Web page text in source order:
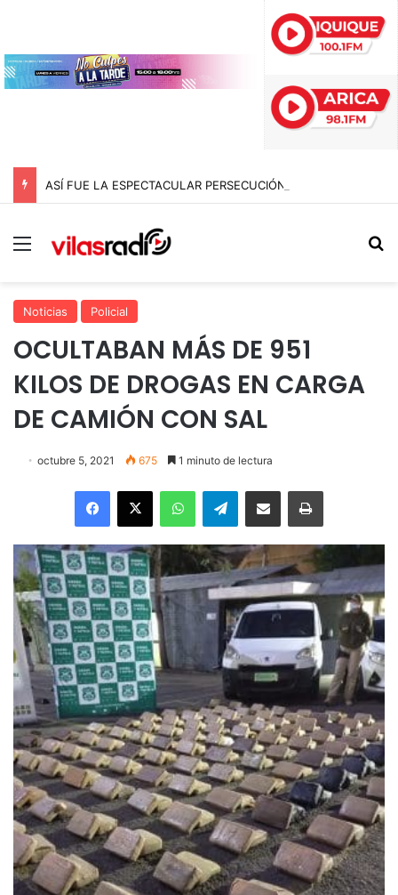
Menú
Noticias Policial
OCULTABAN MÁS DE 951
KILOS DE DROGAS EN CARGA
DE CAMIÓN CON SAL
octubre 5, 2021 675 1 minuto de lectura
Facebook
X WhatsAppTelegramEnviar vía email Imprimir